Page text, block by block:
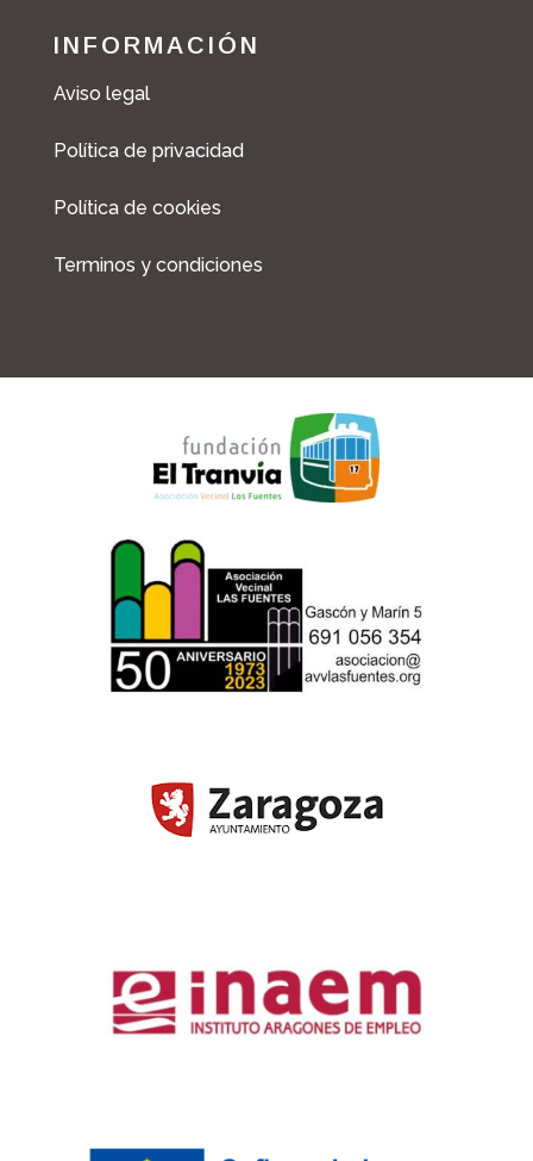
INFORMACIÓN
Aviso legal
Política de privacidad
Política de cookies
Terminos y condiciones